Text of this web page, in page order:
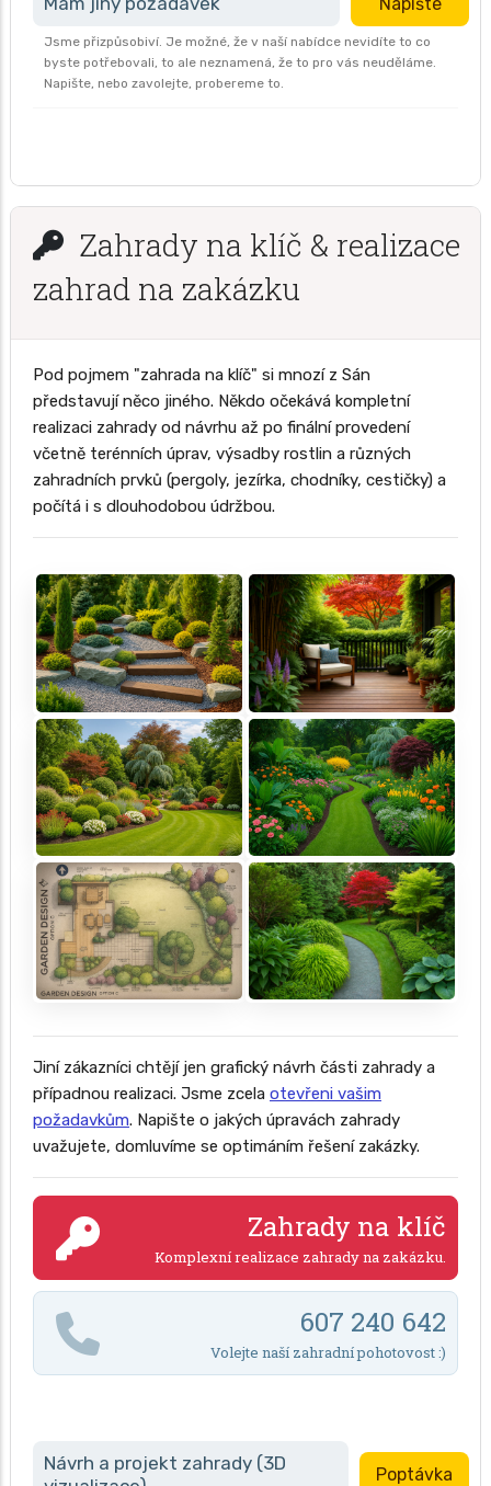
Jsme přizpůsobiví. Je možné, že v naší nabídce nevidíte to co
byste potřebovali, to ale neznamená, že to pro vás neuděláme.
Napište, nebo zavolejte, probereme to.
Zahrady na klíč & realizace
zahrad na zakázku
Pod pojmem "zahrada na klíč" si mnozí z Sán
představují něco jiného. Někdo očekává kompletní
realizaci zahrady od návrhu až po finální provedení
včetně terénních úprav, výsadby rostlin a různých
zahradních prvků (pergoly, jezírka, chodníky, cestičky) a
počítá i s dlouhodobou údržbou.
Jiní zákazníci chtějí jen grafický návrh části zahrady a
případnou realizaci. Jsme zcela otevřeni vašim
požadavkům. Napište o jakých úpravách zahrady
uvažujete, domluvíme se optimáním řešení zakázky.
Zahrady na klíč
Komplexní realizace zahrady na zakázku.
607 240 642
Volejte naší zahradní pohotovost :)
Návrh a projekt zahrady (3D
Poptávka